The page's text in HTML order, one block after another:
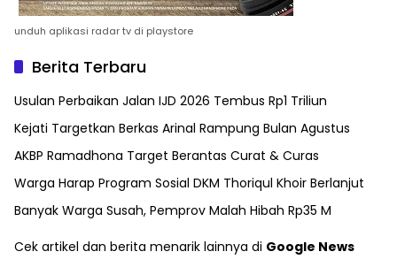
unduh aplikasi radar tv di playstore
Berita Terbaru
Usulan Perbaikan Jalan IJD 2026 Tembus Rp1 Triliun
Kejati Targetkan Berkas Arinal Rampung Bulan Agustus
AKBP Ramadhona Target Berantas Curat & Curas
Warga Harap Program Sosial DKM Thoriqul Khoir Berlanjut
Banyak Warga Susah, Pemprov Malah Hibah Rp35 M
Cek artikel dan berita menarik lainnya di Google News